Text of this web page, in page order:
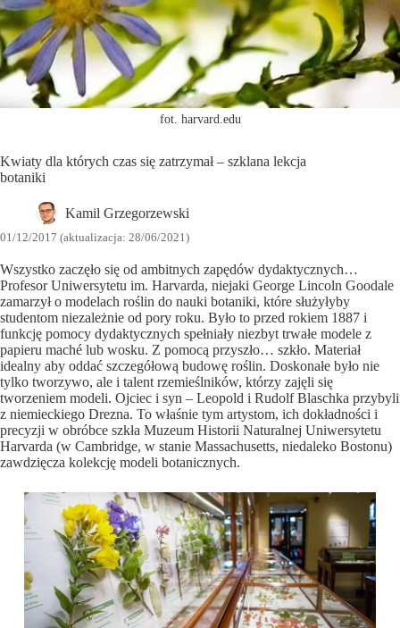
fot. harvard.edu
Kwiaty dla których czas się zatrzymał – szklana lekcja
botaniki
Kamil Grzegorzewski
01/12/2017 (aktualizacja: 28/06/2021)
Wszystko zaczęło się od ambitnych zapędów dydaktycznych…
Profesor Uniwersytetu im. Harvarda, niejaki George Lincoln Goodale
zamarzył o modelach roślin do nauki botaniki, które służyłyby
studentom niezależnie od pory roku. Było to przed rokiem 1887 i
funkcję pomocy dydaktycznych spełniały niezbyt trwałe modele z
papieru maché lub wosku. Z pomocą przyszło… szkło. Materiał
idealny aby oddać szczegółową budowę roślin. Doskonałe było nie
tylko tworzywo, ale i talent rzemieślników, którzy zajęli się
tworzeniem modeli. Ojciec i syn – Leopold i Rudolf Blaschka przybyli
z niemieckiego Drezna. To właśnie tym artystom, ich dokładności i
precyzji w obróbce szkła Muzeum Historii Naturalnej Uniwersytetu
Harvarda (w Cambridge, w stanie Massachusetts, niedaleko Bostonu)
zawdzięcza kolekcję modeli botanicznych.